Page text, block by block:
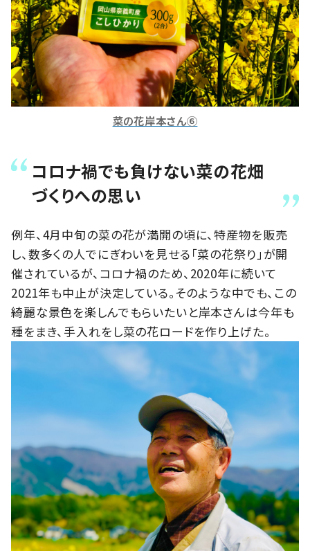
菜の花岸本さん⑥
コロナ禍でも負けない菜の花畑
づくりへの思い
例年、4月中旬の菜の花が満開の頃に、特産物を販売
し、数多くの人でにぎわいを見せる「菜の花祭り」が開
催されているが、コロナ禍のため、 2020年に続いて
2021年も中止が決定している。そのような中でも、この
綺麗な景色を楽しんでもらいたいと岸本さんは今年も
種をまき、手入れをし菜の花ロードを作り上げた。